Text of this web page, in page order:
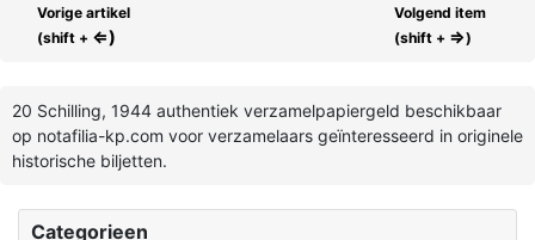
Categorieen
Vorige artikel
(shift + ⇐)
Volgend item
(shift + ⇒)
20 Schilling, 1944 authentiek verzamelpapiergeld beschikbaar
op notafilia-kp.com voor verzamelaars geïnteresseerd in originele
historische biljetten.